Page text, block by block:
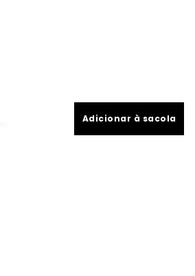
Adicionar à sacola